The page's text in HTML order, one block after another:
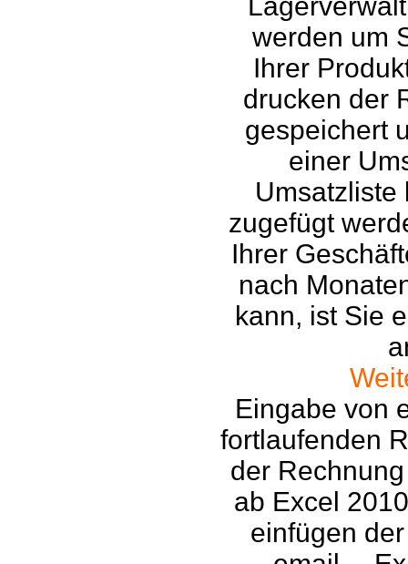
werden um
Ihrer
drucken der
gespeichert
einer
Umsatzliste
zugefügt
Ihrer
nach
kann, ist Sie
Eingabe von
fortlaufenden
der
ab Excel
einfügen